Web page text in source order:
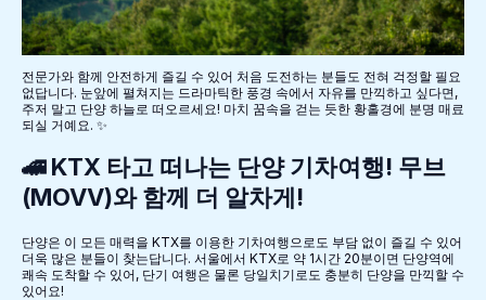
전문가와 함께 안전하게 즐길 수 있어 처음 도전하는 분들도 전혀 걱정할 필요
없답니다. 눈앞에 펼쳐지는 드라마틱한 풍경 속에서 자유를 만끽하고 싶다면,
주저 말고 단양 하늘로 떠오르세요! 마치 꿈속을 걷는 듯한 황홀경에 분명 매료
되실 거예요. ✨
🚄 KTX 타고 떠나는 단양 기차여행! 무브
(MOVV)와 함께 더 알차게!
단양은 이 모든 매력을 KTX를 이용한 기차여행으로도 부담 없이 즐길 수 있어
더욱 많은 분들이 찾는답니다. 서울에서 KTX로 약 1시간 20분이면 단양역에
쾌속 도착할 수 있어, 단기 여행은 물론 당일치기로도 충분히 단양을 만끽할 수
있어요!